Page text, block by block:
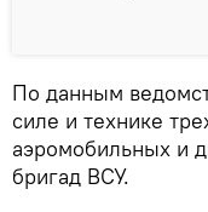
По данным
силе и технике
аэромобильных и
бригад ВСУ.